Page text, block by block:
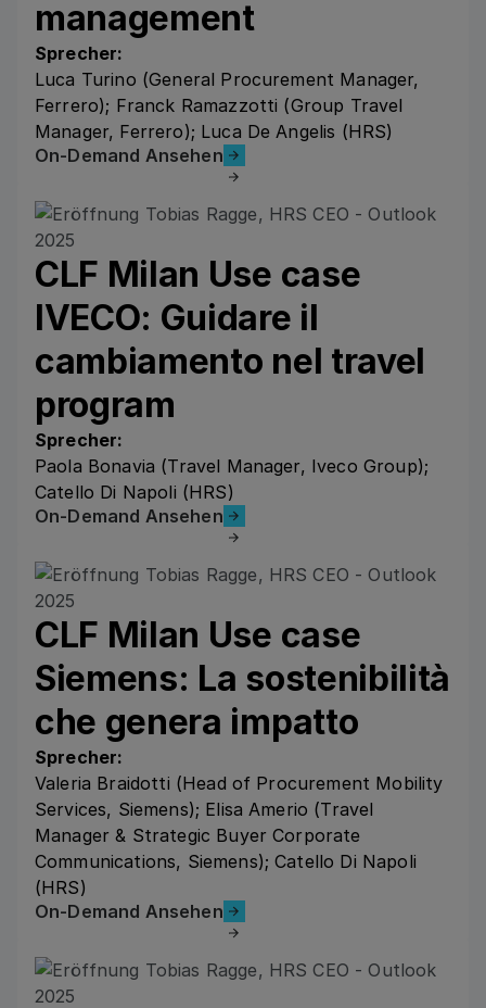
management
Sprecher:
Luca Turino (General Procurement Manager,
Ferrero); Franck Ramazzotti (Group Travel
Manager, Ferrero); Luca De Angelis (HRS)
On-Demand Ansehen
On-Demand Ansehen
CLF Milan Use case
IVECO: Guidare il
cambiamento nel travel
program
Sprecher:
Paola Bonavia (Travel Manager, Iveco Group);
Catello Di Napoli (HRS)
On-Demand Ansehen
On-Demand Ansehen
CLF Milan Use case
Siemens: La sostenibilità
che genera impatto
Sprecher:
Valeria Braidotti (Head of Procurement Mobility
Services, Siemens); Elisa Amerio (Travel
Manager & Strategic Buyer Corporate
Communications, Siemens); Catello Di Napoli
(HRS)
On-Demand Ansehen
On-Demand Ansehen